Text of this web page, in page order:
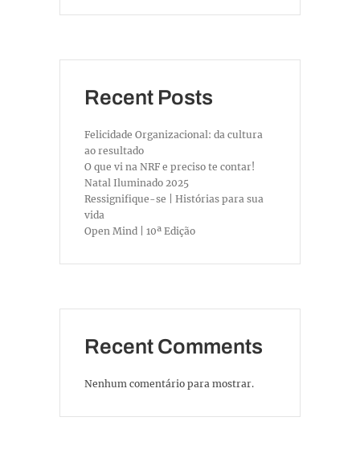
Recent Posts
Felicidade Organizacional: da cultura
ao resultado
O que vi na NRF e preciso te contar!
Natal Iluminado 2025
Ressignifique-se | Histórias para sua
vida
Open Mind | 10ª Edição
Recent Comments
Nenhum comentário para mostrar.